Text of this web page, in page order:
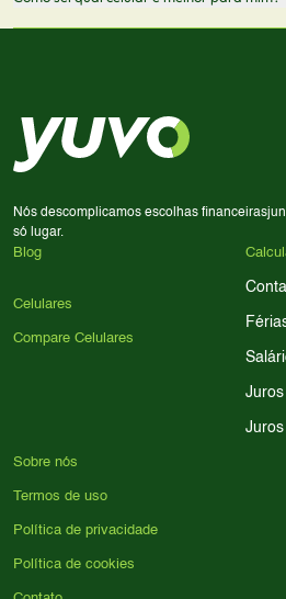
processador e bateria são
para encontrar o celular ideal.
Nós descomplicamos escolhas financeiras
só lugar.
Blog
Celulares
Compare Celulares
Sobre nós
Termos de uso
Política de privacidade
Política de cookies